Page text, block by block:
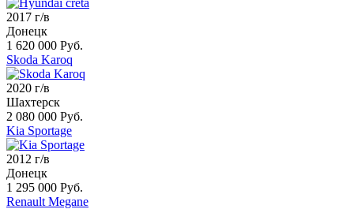
2017 г/в
Донецк
1 620 000 Руб.
Skoda Karoq
2020 г/в
Шахтерск
2 080 000 Руб.
Kia Sportage
2012 г/в
Донецк
1 295 000 Руб.
Renault Megane